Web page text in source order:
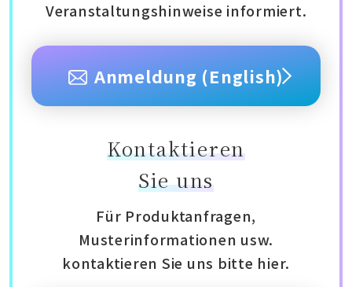
Veranstaltungshinweise informiert.
Anmeldung (English)
Kontaktieren
Sie uns
Für Produktanfragen,
Musterinformationen usw.
kontaktieren Sie uns bitte hier.